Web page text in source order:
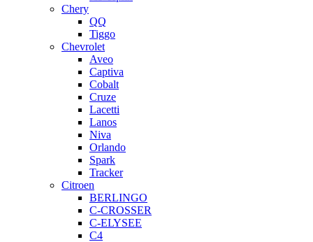
Chery
QQ
Tiggo
Chevrolet
Aveo
Captiva
Cobalt
Cruze
Lacetti
Lanos
Niva
Orlando
Spark
Tracker
Citroen
BERLINGO
C-CROSSER
C-ELYSEE
C4